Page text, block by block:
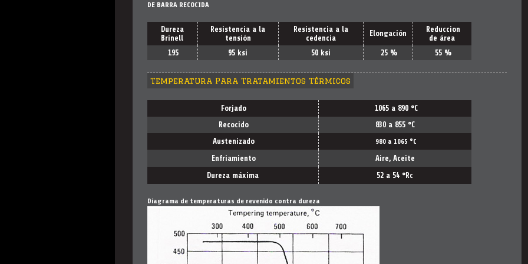
DE BARRA RECOCIDA
Dureza
Brinell
Resistencia a la
tensión
Resistencia a la
cedencia
Elongación
Reduccion
de área
195
95 ksi 50 ksi 25 % 55 %
Temperatura Para Tratamientos Térmicos
Forjado 1065 a 890 °C
Recocido
830 a 855 °C
Austenizado
980 a 1065 °C
Enfriamiento
Aire, Aceite
Dureza máxima
52 a 54 °Rc
Diagrama de temperaturas de revenido contra dureza